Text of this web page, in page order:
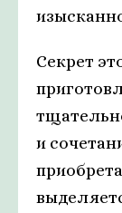
Секрет
и